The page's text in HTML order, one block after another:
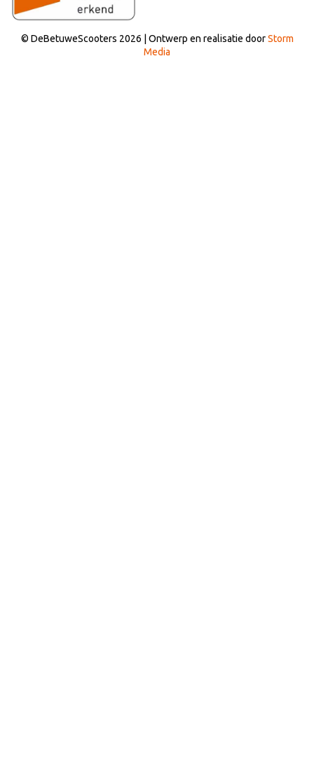
© DeBetuweScooters 2026 | Ontwerp en realisatie doorStorm
Media